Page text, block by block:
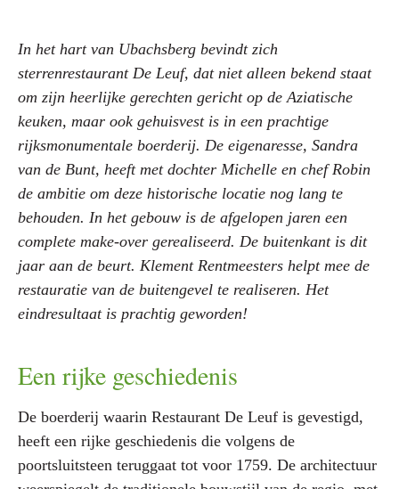
In het hart van Ubachsberg bevindt zich
sterrenrestaurant De Leuf, dat niet alleen bekend staat
om zijn heerlijke gerechten gericht op de Aziatische
keuken, maar ook gehuisvest is in een prachtige
rijksmonumentale boerderij. De eigenaresse, Sandra
van de Bunt, heeft met dochter Michelle en chef Robin
de ambitie om deze historische locatie nog lang te
behouden. In het gebouw is de afgelopen jaren een
complete make-over gerealiseerd. De buitenkant is dit
jaar aan de beurt. Klement Rentmeesters helpt mee de
restauratie van de buitengevel te realiseren. Het
eindresultaat is prachtig geworden!
Een rijke geschiedenis
De boerderij waarin Restaurant De Leuf is gevestigd,
heeft een rijke geschiedenis die volgens de
poortsluitsteen teruggaat tot voor 1759. De architectuur